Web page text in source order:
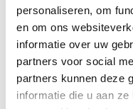
personaliseren, om
en om ons
informatie over uw
partners voor social
partners kunnen deze
informatie die u aan